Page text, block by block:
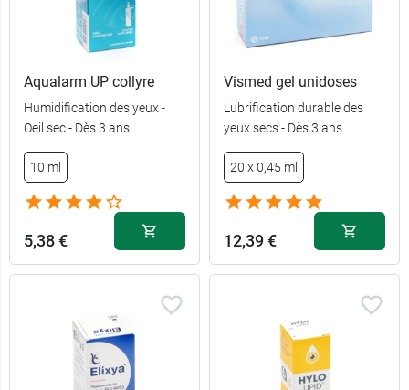
Aqualarm UP collyre
Humidification des yeux -
Oeil sec - Dès 3 ans
10 ml
5,38 €
Vismed gel unidoses
Lubrification durable des
yeux secs - Dès 3 ans
20 x 0,45 ml
12,39 €